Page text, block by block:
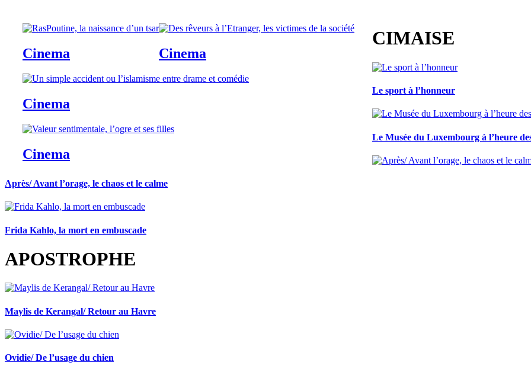
Cinema Cinema
Cinema
Cinema
CIMAISE
Le sport à l’honneur
Le Musée du Luxembourg à l’heure
Après/ Avant l’orage, le chaos et le calme
Frida Kahlo, la mort en embuscade
APOSTROPHE
Maylis de Kerangal/ Retour au Havre
Ovidie/ De l’usage du chien